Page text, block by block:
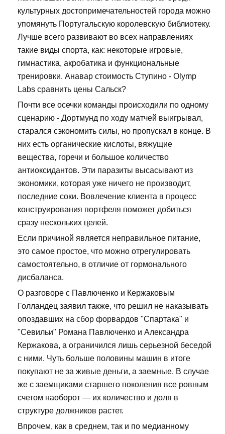
культурных достопримечательностей города можно
упомянуть Португальскую королевскую библиотеку.
Лучше всего развивают во всех направлениях
такие виды спорта, как: некоторые игровые,
гимнастика, акробатика и функциональные
тренировки. Анавар стоимость Ступино - Olymp
Labs сравнить цены Сальск?
Почти все осечки команды происходили по одному
сценарию - Дортмунд по ходу матчей выигрывал,
старался сэкономить силы, но пропускал в конце. В
них есть органические кислоты, вяжущие
вещества, горечи и большое количество
антиоксидантов. Эти паразиты высасывают из
экономики, которая уже ничего не производит,
последние соки. Вовлечение клиента в процесс
конструирования портфеля поможет добиться
сразу нескольких целей.
Если причиной является неправильное питание,
это самое простое, что можно отрегулировать
самостоятельно, в отличие от гормонального
дисбаланса.
О разговоре с Павлюченко и Кержаковым
Голландец заявил также, что решил не наказывать
опоздавших на сбор форвардов "Спартака" и
"Севильи" Романа Павлюченко и Александра
Кержакова, а ограничился лишь серьезной беседой
с ними. Чуть больше половины машин в итоге
покупают не за живые деньги, а заемные. В случае
же с заемщиками старшего поколения все ровным
счетом наоборот — их количество и доля в
структуре должников растет.
Впрочем, как в среднем, так и по медианному